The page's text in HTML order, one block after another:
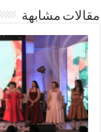
o
k
p
مقالات مشابهة